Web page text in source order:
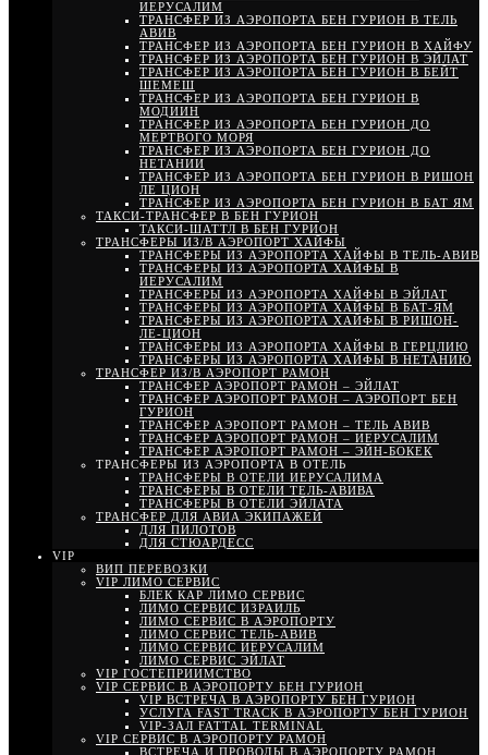
ИЕРУСАЛИМ
ТРАНСФЕР ИЗ АЭРОПОРТА БЕН ГУРИОН В ТЕЛЬ
АВИВ
ТРАНСФЕР ИЗ АЭРОПОРТА БЕН ГУРИОН В ХАЙФУ
ТРАНСФЕР ИЗ АЭРОПОРТА БЕН ГУРИОН В ЭЙЛАТ
ТРАНСФЕР ИЗ АЭРОПОРТА БЕН ГУРИОН В БЕЙТ
ШЕМЕШ
ТРАНСФЕР ИЗ АЭРОПОРТА БЕН ГУРИОН В
МОДИИН
ТРАНСФЕР ИЗ АЭРОПОРТА БЕН ГУРИОН ДО
МЕРТВОГО МОРЯ
ТРАНСФЕР ИЗ АЭРОПОРТА БЕН ГУРИОН ДО
НЕТАНИИ
ТРАНСФЕР ИЗ АЭРОПОРТА БЕН ГУРИОН В РИШОН
ЛЕ ЦИОН
ТРАНСФЕР ИЗ АЭРОПОРТА БЕН ГУРИОН В БАТ ЯМ
ТАКСИ-ТРАНСФЕР В БЕН ГУРИОН
ТАКСИ-ШАТТЛ В БЕН ГУРИОН
ТРАНСФЕРЫ ИЗ/В АЭРОПОРТ ХАЙФЫ
ТРАНСФЕРЫ ИЗ АЭРОПОРТА ХАЙФЫ В ТЕЛЬ-АВИВ
ТРАНСФЕРЫ ИЗ АЭРОПОРТА ХАЙФЫ В
ИЕРУСАЛИМ
ТРАНСФЕРЫ ИЗ АЭРОПОРТА ХАЙФЫ В ЭЙЛАТ
ТРАНСФЕРЫ ИЗ АЭРОПОРТА ХАЙФЫ В БАТ-ЯМ
ТРАНСФЕРЫ ИЗ АЭРОПОРТА ХАЙФЫ В РИШОН-
ЛЕ-ЦИОН
ТРАНСФЕРЫ ИЗ АЭРОПОРТА ХАЙФЫ В ГЕРЦЛИЮ
ТРАНСФЕРЫ ИЗ АЭРОПОРТА ХАЙФЫ В НЕТАНИЮ
ТРАНСФЕР ИЗ/В АЭРОПОРТ РАМОН
ТРАНСФЕР АЭРОПОРТ РАМОН – ЭЙЛАТ
ТРАНСФЕР АЭРОПОРТ РАМОН – АЭРОПОРТ БЕН
ГУРИОН
ТРАНСФЕР АЭРОПОРТ РАМОН – ТЕЛЬ АВИВ
ТРАНСФЕР АЭРОПОРТ РАМОН – ИЕРУСАЛИМ
ТРАНСФЕР АЭРОПОРТ РАМОН – ЭЙН-БОКЕК
ТРАНСФЕРЫ ИЗ АЭРОПОРТА В ОТЕЛЬ
ТРАНСФЕРЫ В ОТЕЛИ ИЕРУСАЛИМА
ТРАНСФЕРЫ В ОТЕЛИ ТЕЛЬ-АВИВА
ТРАНСФЕРЫ В ОТЕЛИ ЭЙЛАТА
ТРАНСФЕР ДЛЯ АВИА ЭКИПАЖЕЙ
ДЛЯ ПИЛОТОВ
ДЛЯ СТЮАРДЕСС
VIP
ВИП ПЕРЕВОЗКИ
VIP ЛИМО СЕРВИС
БЛЕК КАР ЛИМО СЕРВИС
ЛИМО СЕРВИС ИЗРАИЛЬ
ЛИМО СЕРВИС В АЭРОПОРТУ
ЛИМО СЕРВИС ТЕЛЬ-АВИВ
ЛИМО СЕРВИС ИЕРУСАЛИМ
ЛИМО СЕРВИС ЭЙЛАТ
VIP ГОСТЕПРИИМСТВО
VIP СЕРВИС В АЭРОПОРТУ БЕН ГУРИОН
VIP ВСТРЕЧА В АЭРОПОРТУ БЕН ГУРИОН
УСЛУГА FAST TRACK В АЭРОПОРТУ БЕН ГУРИОН
VIP-ЗАЛ FATTAL TERMINAL
VIP СЕРВИС В АЭРОПОРТУ РАМОН
ВСТРЕЧА И ПРОВОДЫ В АЭРОПОРТУ РАМОН